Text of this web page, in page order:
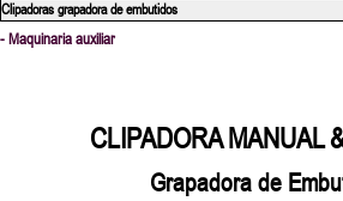
Clipadoras grapadora de embutidos
- Maquinaria auxiliar
CLIPADORA MANUAL
Grapadora de